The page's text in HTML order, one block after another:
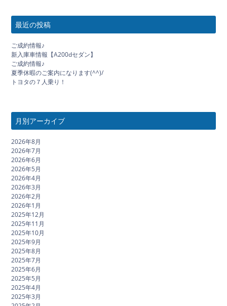
最近の投稿
ご成約情報♪
新入庫車情報【A200dセダン】
ご成約情報♪
夏季休暇のご案内になります(^^)/
トヨタの７人乗り！
月別アーカイブ
2026年8月
2026年7月
2026年6月
2026年5月
2026年4月
2026年3月
2026年2月
2026年1月
2025年12月
2025年11月
2025年10月
2025年9月
2025年8月
2025年7月
2025年6月
2025年5月
2025年4月
2025年3月